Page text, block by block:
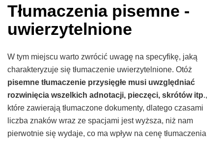
Tłumaczenia pisemne -
uwierzytelnione
W tym miejscu warto zwrócić uwagę na specyfikę, jaką
charakteryzuje się tłumaczenie uwierzytelnione. Otóż
pisemne tłumaczenie przysięgłe musi uwzględniać
rozwinięcia wszelkich adnotacji, pieczęci, skrótów itp.,
które zawierają tłumaczone dokumenty, dlatego czasami
liczba znaków wraz ze spacjami jest wyższa, niż nam
pierwotnie się wydaje, co ma wpływ na cenę tłumaczenia